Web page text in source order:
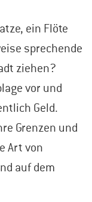
ein Flöte
sprechende
ziehen?
vor und
Geld.
Grenzen und
Art von
auf dem